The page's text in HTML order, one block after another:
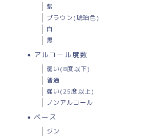
紫
ブラウン(琥珀色)
白
黒
アルコール度数
弱い(8度以下)
普通
強い(25度以上)
ノンアルコール
ベース
ジン